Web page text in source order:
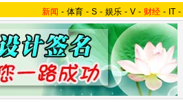
新闻 - 体育 - S - 娱乐 - V - 财经 - IT -